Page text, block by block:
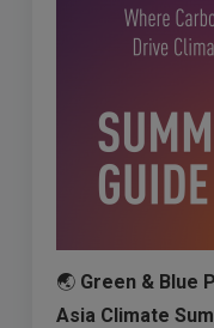
🌏 Green & Blue
Asia Climate